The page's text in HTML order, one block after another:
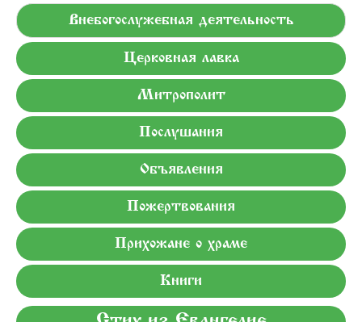
Внебогослужебная деятельность
Церковная лавка
Митрополит
Послушания
Объявления
Пожертвования
Прихожане о храме
Книги